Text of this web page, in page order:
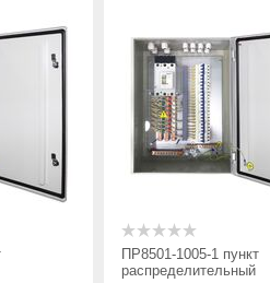
ПР8501-1005-1 пункт
распределительный